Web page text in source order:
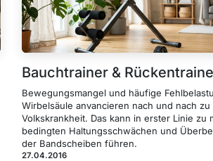
Bauchtrainer &
Bewegungsmangel und häufige
Wirbelsäule anvancieren nach und nach zu
Volkskrankheit. Das kann in erster Linie zu
bedingten Haltungsschwächen und
der Bandscheiben führen.
27.04.2016